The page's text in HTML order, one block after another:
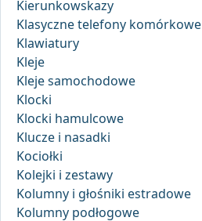
Kierunkowskazy
Klasyczne telefony komórkowe
Klawiatury
Kleje
Kleje samochodowe
Klocki
Klocki hamulcowe
Klucze i nasadki
Kociołki
Kolejki i zestawy
Kolumny i głośniki estradowe
Kolumny podłogowe